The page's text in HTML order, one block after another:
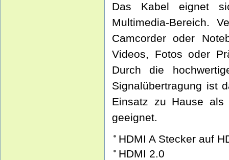
Das Kabel eignet
Multimedia-Bereich.
Camcorder oder
Videos, Fotos oder
Durch die
Signalübertragung ist
Einsatz zu Hause als
geeignet.
HDMI A Stecker auf
HDMI 2.0